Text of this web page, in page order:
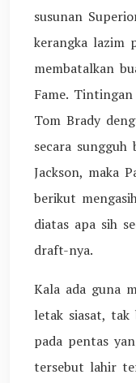
susunan
kerangka lazim
membatalkan
Fame.
Tom Brady
secara sungguh
Jackson, maka
berikut
diatas apa sih
draft-nya.
Kala ada guna
letak siasat, tak
pada pentas
tersebut lahir